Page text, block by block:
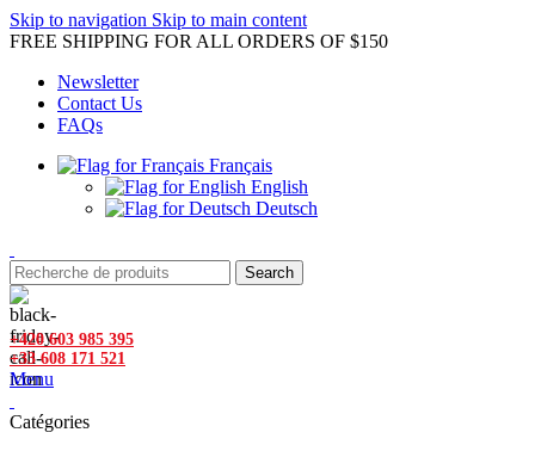
Skip to navigation Skip to main content
FREE SHIPPING FOR ALL ORDERS OF $150
Newsletter
Contact Us
FAQs
Français
English
Deutsch
Search
+420 603 985 395
+33 608 171 521
Menu
Catégories